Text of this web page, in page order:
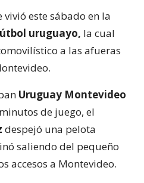
este sábado en la
uruguayo, la cual
a las afueras
Uruguay Montevideo
de juego, el
despejó una pelota
saliendo del pequeño
accesos a Montevideo.